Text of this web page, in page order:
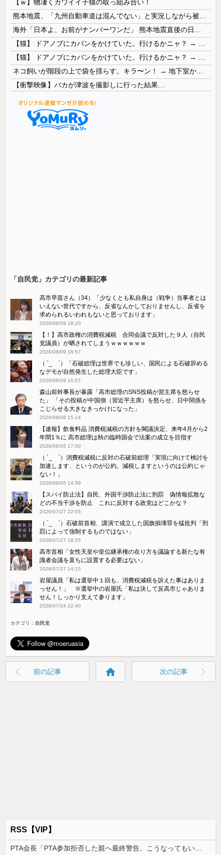
【ｗ】物凄くカワイイ子猫の取っ組み合い！
【衝撃映像】バカが津波を撮影しに行った結果…
「自民党」カテゴリの最新記事
高市早苗さん（34）「少なくとも私自身は（戦争）当事者とは
いえない世代ですから、反省なんかしておりませんし、反省を
求められるいわれもないと思っております」
2026/08/09 18:20
【！】高市政権の消費税減税 合同会議で反対した９人（自民
党議員）が晒されてしまうｗｗｗｗｗｗ
2026/08/09 16:57
（ ´_ゝ`）「石破総理は世界でも珍しい、国民による石破辞める
なデモが自然発生した総理大臣です」
2026/08/09 10:07
森山前幹事長が暴露「高市総理のSNS投稿が習主席を怒らせ
た」 「その投稿が中国側（習近平主席）を怒らせ、日中関係を
こじらせる大きなきっかけになった」
2026/08/06 15:14
【速報】飲食料品 消費税減税の方針を閣議決定、来年4月から2
年間1％に 高市総理は秋の臨時国会で法案の成立を目指す
2026/08/05 17:50
（ ´_ゝ`）消費税減税に反対の石破前総理「実現に向けて検討を
加速します、というのが公約。減税しますというのは公約じゃ
ない！」
2026/08/05 14:59
【スパイ防止法】自民、外国干渉防止法に刑罰 偽情報拡散な
どの不当干渉を防止 これに反対する政党はどこかな？
2026/07/27 22:05
（ ´_ゝ`）石破前首相、講演で成立した国旗損壊罪を猛批判「刑
罰によって強制するものではない」
2026/07/27 18:25
高市首相「女性天皇や皇位継承権の在り方を議論する新たな有
識者会議を直ちに設置する必要はない」
2026/07/27 14:15
岩屋議員「私は選挙中１回も、消費税減税を訴えた事はありま
っせん！」 ※選挙中の岩屋氏「私は決して反高市じゃありま
せん！しっかり支えて参ります」
2026/07/24 22:40
カテゴリ： 自民党
前の記事 home 次の記事
RSS【VIP】